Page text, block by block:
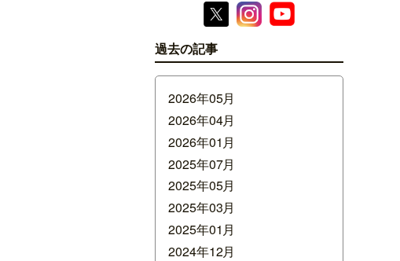
過去の記事
2026年05月
2026年04月
2026年01月
2025年07月
2025年05月
2025年03月
2025年01月
2024年12月